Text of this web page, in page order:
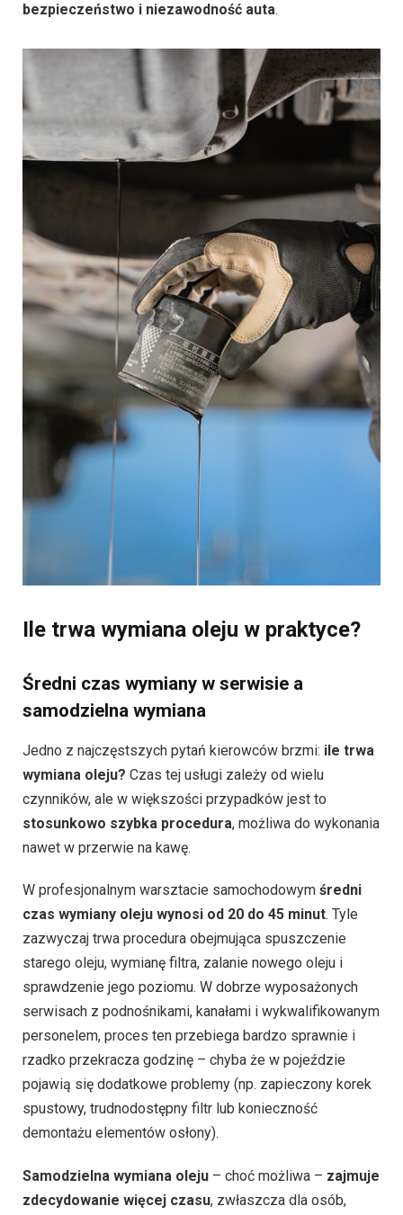
bezpieczeństwo i niezawodność auta.
Ile trwa wymiana oleju w praktyce?
Średni czas wymiany w serwisie a
samodzielna wymiana
Jedno z najczęstszych pytań kierowców brzmi: ile trwa
wymiana oleju? Czas tej usługi zależy od wielu
czynników, ale w większości przypadków jest to
stosunkowo szybka procedura, możliwa do wykonania
nawet w przerwie na kawę.
W profesjonalnym warsztacie samochodowym średni
czas wymiany oleju wynosi od 20 do 45 minut. Tyle
zazwyczaj trwa procedura obejmująca spuszczenie
starego oleju, wymianę filtra, zalanie nowego oleju i
sprawdzenie jego poziomu. W dobrze wyposażonych
serwisach z podnośnikami, kanałami i wykwalifikowanym
personelem, proces ten przebiega bardzo sprawnie i
rzadko przekracza godzinę – chyba że w pojeździe
pojawią się dodatkowe problemy (np. zapieczony korek
spustowy, trudnodostępny filtr lub konieczność
demontażu elementów osłony).
Samodzielna wymiana oleju – choć możliwa – zajmuje
zdecydowanie więcej czasu, zwłaszcza dla osób,